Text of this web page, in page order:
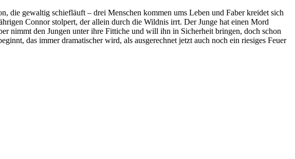
die gewaltig schiefläuft – drei Menschen kommen ums Leben und Faber kreidet sich
Connor stolpert, der allein durch die Wildnis irrt. Der Junge hat einen Mord
nimmt den Jungen unter ihre Fittiche und will ihn in Sicherheit bringen, doch schon
das immer dramatischer wird, als ausgerechnet jetzt auch noch ein riesiges Feuer